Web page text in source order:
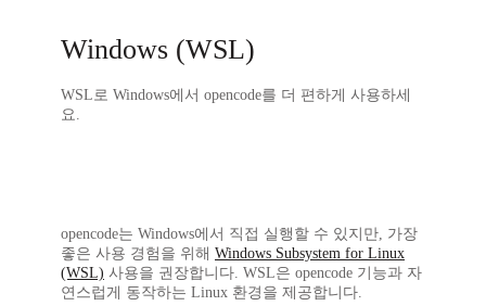
Windows (WSL)
WSL로 Windows에서 opencode를 더 편하게 사용하세
요.
opencode는 Windows에서 직접 실행할 수 있지만, 가장
좋은 사용 경험을 위해 Windows Subsystem for Linux
(WSL) 사용을 권장합니다. WSL은 opencode 기능과 자
연스럽게 동작하는 Linux 환경을 제공합니다.